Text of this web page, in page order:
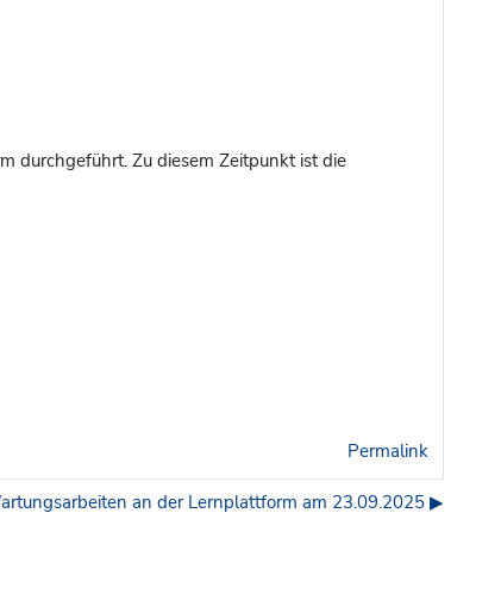
durchgeführt. Zu diesem Zeitpunkt ist die
Permalink
an der Lernplattform am 23.09.2025 ▶︎